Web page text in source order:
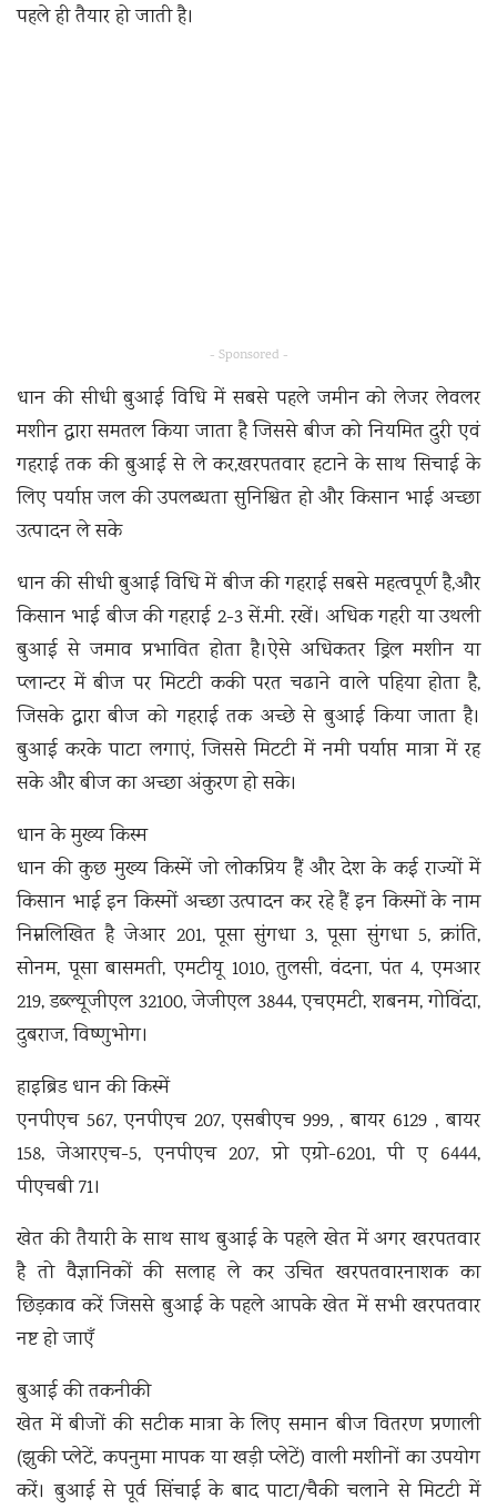
पहले ही तैयार हो जाती है।
- Sponsored -
धान की सीधी बुआई विधि में सबसे पहले जमीन को लेजर लेवलर
मशीन द्वारा समतल किया जाता है जिससे बीज को नियमित दुरी एवं
गहराई तक की बुआई से ले कर,खरपतवार हटाने के साथ सिचाई के
लिए पर्याप्त जल की उपलब्धता सुनिश्चित हो और किसान भाई अच्छा
उत्पादन ले सके
धान की सीधी बुआई विधि में बीज की गहराई सबसे महत्वपूर्ण है,और
किसान भाई बीज की गहराई 2-3 सें.मी. रखें। अधिक गहरी या उथली
बुआई से जमाव प्रभावित होता है।ऐसे अधिकतर ड्रिल मशीन या
प्लान्टर में बीज पर मिटटी ककी परत चढाने वाले पहिया होता है,
जिसके द्वारा बीज को गहराई तक अच्छे से बुआई किया जाता है।
बुआई करके पाटा लगाएं, जिससे मिटटी में नमी पर्याप्त मात्रा में रह
सके और बीज का अच्छा अंकुरण हो सके।
धान के मुख्य किस्म
धान की कुछ मुख्य किस्में जो लोकप्रिय हैं और देश के कई राज्यों में
किसान भाई इन किस्मों अच्छा उत्पादन कर रहे हैं इन किस्मों के नाम
निम्नलिखित है जेआर 201, पूसा सुंगधा 3, पूसा सुंगधा 5, क्रांति,
सोनम, पूसा बासमती, एमटीयू 1010, तुलसी, वंदना, पंत 4, एमआर
219, डब्ल्यूजीएल 32100, जेजीएल 3844, एचएमटी, शबनम, गोविंदा,
दुबराज, विष्णुभोग।
हाइब्रिड धान की किस्में
एनपीएच 567, एनपीएच 207, एसबीएच 999, , बायर 6129 , बायर
158, जेआरएच-5, एनपीएच 207, प्रो एग्रो-6201, पी ए 6444,
पीएचबी 71।
खेत की तैयारी के साथ साथ बुआई के पहले खेत में अगर खरपतवार
है तो वैज्ञानिकों की सलाह ले कर उचित खरपतवारनाशक का
छिड़काव करें जिससे बुआई के पहले आपके खेत में सभी खरपतवार
नष्ट हो जाएँ
बुआई की तकनीकी
खेत में बीजों की सटीक मात्रा के लिए समान बीज वितरण प्रणाली
(झुकी प्लेटें, कपनुमा मापक या खड़ी प्लेटें) वाली मशीनों का उपयोग
करें। बुआई से पूर्व सिंचाई के बाद पाटा/चैकी चलाने से मिटटी में